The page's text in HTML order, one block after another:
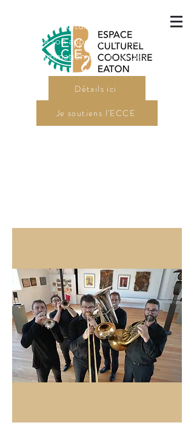
Je soutiens l'ECCE
L'Espace culturel Cookshire-Eaton
a lancé son appel de dossiers pour sa
programmation en arts visuels 2027.
Détails ici